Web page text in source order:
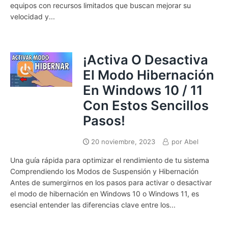
equipos con recursos limitados que buscan mejorar su
velocidad y...
¡Activa O Desactiva
El Modo Hibernación
En Windows 10 / 11
Con Estos Sencillos
Pasos!
20 noviembre, 2023 por Abel
Una guía rápida para optimizar el rendimiento de tu sistema
Comprendiendo los Modos de Suspensión y Hibernación
Antes de sumergirnos en los pasos para activar o desactivar
el modo de hibernación en Windows 10 o Windows 11, es
esencial entender las diferencias clave entre los...